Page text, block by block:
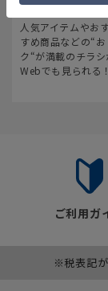
最新のお買い得情
人気アイテムやお
すめ商品などの“お
ク“が満載のチラシ
Webでも見られる！
ご利用ガ
※税表記